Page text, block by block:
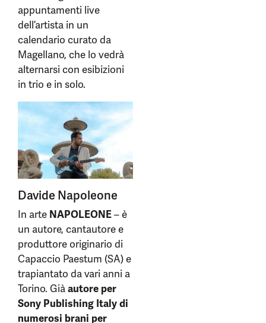
appuntamenti live
dell’artista in un
calendario curato da
Magellano, che lo vedrà
alternarsi con esibizioni
in trio e in solo.
Davide Napoleone
In arte NAPOLEONE– è
un autore, cantautore e
produttore originario di
Capaccio Paestum (SA) e
trapiantato da vari anni a
Torino. Giàautore per
Sony Publishing Italydi
numerosi brani per